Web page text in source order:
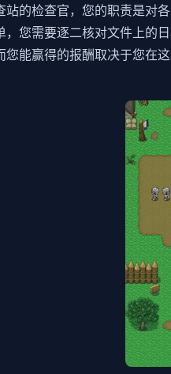
站的检查官，您的职责是对
，您需要逐二核对文件上的
您能赢得的报酬取决于您在